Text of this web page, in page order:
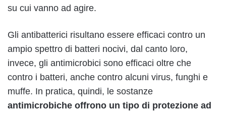
su cui vanno ad agire.
Gli antibatterici risultano essere efficaci contro un
ampio spettro di batteri nocivi, dal canto loro,
invece, gli antimicrobici sono efficaci oltre che
contro i batteri, anche contro alcuni virus, funghi e
muffe. In pratica, quindi, le sostanze
antimicrobiche offrono un tipo di protezione ad